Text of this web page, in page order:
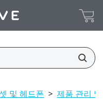
및 헤드폰 > 제품 관리